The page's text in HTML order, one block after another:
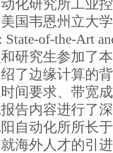
化研究所工业
国韦恩州立大
State-of-the-Art
研究生参加了
了边缘计算的
间要求、带宽
告内容进行了
自动化所所长
海外人才的引